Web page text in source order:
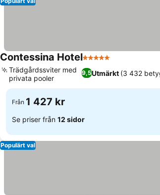
Contessina Hotel5 Stjärnor
9,5Utmärkt (3 432
Trädgårdssviter med
privata pooler
Från 1 427 kr
Se priser från 12 sidor
Populärt val